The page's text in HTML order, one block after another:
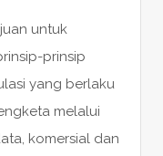
untuk
prinsip
yang berlaku
melalui
komersial dan